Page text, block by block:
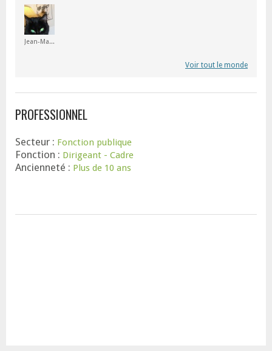
Jean-Marie
Voir tout le monde
PROFESSIONNEL
Secteur : Fonction publique
Fonction : Dirigeant - Cadre
Ancienneté : Plus de 10 ans